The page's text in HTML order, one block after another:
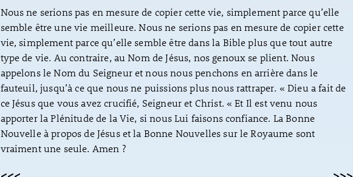
Nous ne serions pas en mesure de copier cette vie, simplement parce qu’elle
semble être une vie meilleure. Nous ne serions pas en mesure de copier cette
vie, simplement parce qu’elle semble être dans la Bible plus que tout autre
type de vie. Au contraire, au Nom de Jésus, nos genoux se plient. Nous
appelons le Nom du Seigneur et nous nous penchons en arrière dans le
fauteuil, jusqu’à ce que nous ne puissions plus nous rattraper. « Dieu a fait de
ce Jésus que vous avez crucifié, Seigneur et Christ. « Et Il est venu nous
apporter la Plénitude de la Vie, si nous Lui faisons confiance. La Bonne
Nouvelle à propos de Jésus et la Bonne Nouvelles sur le Royaume sont
vraiment une seule. Amen ?